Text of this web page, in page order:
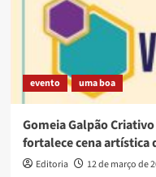
boas
Jorge
Pica
Pau)
evento uma boa
Gomeia Galpão Criativo
fortalece cena artística
Editoria 12 de março de